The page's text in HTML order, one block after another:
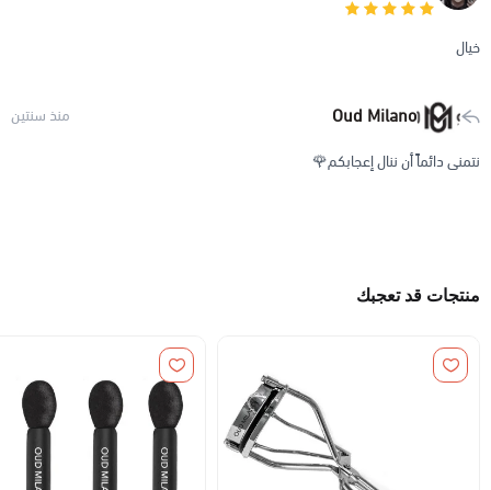
خيال
Oud Milano
منذ سنتين
نتمنى دائماً أن ننال إعجابكم🌹
منتجات قد تعجبك